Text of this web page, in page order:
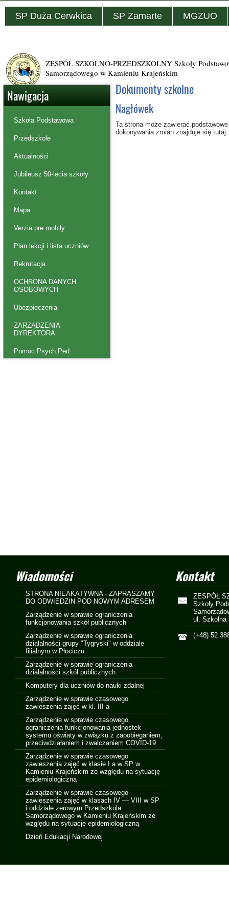
ZESPÓŁ SZKOLNO-PRZEDSZKOLNY Szkoły
Samorządowego w Kamieniu Krajeńskim
SP Duża Cerwkica SP Zamarte MGZUO
Nawigacja
Szkoła Podstawowa
Przedszkole
Aktualności
Jubileusz 50-lecia szkoły
Kontakt
Mapa
Verzia pre mobily
Plan lekcji i lista uczniów
Rekrutacja
OCHRONA DANYCH
OSOBOWYCH
Ubezpieczenia
ZARZĄDZENIA
DYREKTORA
Pomoc Psych.Ped
Dokumenty szkolne
Nagłówek
Ta strona może zawierać
dokonywania zmian znajduje się
Wiadomości
STRONA NIEAKATYWNA - ZAPRASZAMY
DO ODWIEDZIN POD NOWYM ADRESEM
Zarządzenie w sprawie ograniczenia
funkcjonowania szkół publicznych
Zarządzenie w sprawie ograniczenia
działalności grupy "Tygryski" w oddziale
filialnym w Płociczu.
Zarządzenie w sprawie ograniczenia
działalności szkół publicznych
Komputery dla uczniów do nauki zdalnej
Zarządzenie w sprawie czasowego
zawieszenia zajęć w kl. III a
Zarządzenie w sprawie czasowego
ograniczenia funkcjonowania jednostek
systemu oświaty w związku z zapobieganiem,
przeciwdziałaniem i zwalczaniem COVID-19
Zarządzenie w sprawie czasowego
zawieszenia zajęć w klasie I a w SP w
Kamieniu Krajeńskim ze względu na sytuację
epidemiologiczną
Zarządzenie w sprawie czasowego
zawieszenia zajęć w klasach IV — VIII w SP
i oddziale zerowym Przedszkola
Samorządowego w Kamieniu Krajeńskim ze
względu na sytuację epidemiologiczną
Dzień Edukacji Narodowej
Kontakt
ZESPÓŁ
Szkoły
ul. Szkolna
(+48) 52